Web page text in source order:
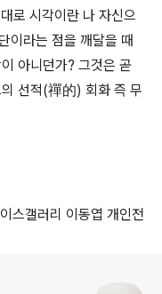
로 시각이란 나 자신으
이라는 점을 깨달을 때
아니던가? 그것은 곧
선적(禪的) 회화 즉 무
스갤러리 이동엽 개인전